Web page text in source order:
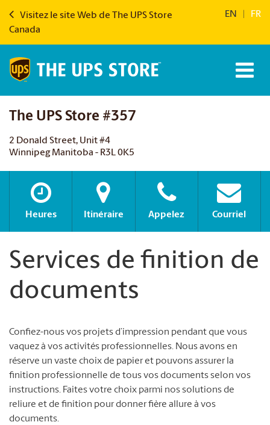
Visitez le site Web de The UPS Store
Canada
EN FR
The UPS Store #357
2 Donald Street, Unit #4
Winnipeg Manitoba - R3L 0K5
Heures Itinéraire Appelez Courriel
Services de finition de
documents
Confiez-nous vos projets d’impression pendant que vous
vaquez à vos activités professionnelles. Nous avons en
réserve un vaste choix de papier et pouvons assurer la
finition professionnelle de tous vos documents selon vos
instructions. Faites votre choix parmi nos solutions de
reliure et de finition pour donner fière allure à vos
documents.